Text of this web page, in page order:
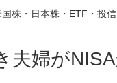
株・日本株・ETF・投
夫婦が